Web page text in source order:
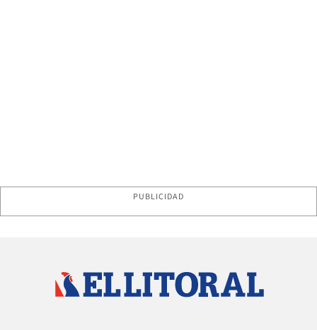
PUBLICIDAD